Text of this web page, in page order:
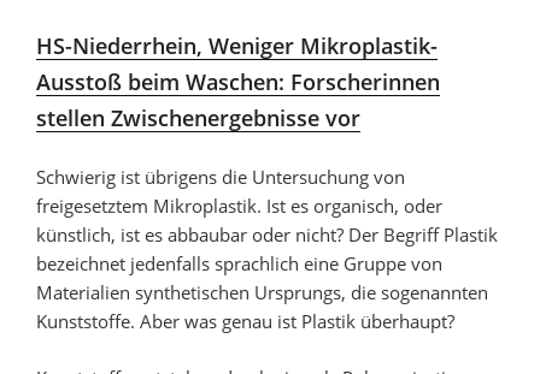
HS-Niederrhein, Weniger Mikroplastik-
Ausstoß beim Waschen: Forscherinnen
stellen Zwischenergebnisse vor
Schwierig ist übrigens die Untersuchung von
freigesetztem Mikroplastik. Ist es organisch, oder
künstlich, ist es abbaubar oder nicht? Der Begriff Plastik
bezeichnet jedenfalls sprachlich eine Gruppe von
Materialien synthetischen Ursprungs, die sogenannten
Kunststoffe. Aber was genau ist Plastik überhaupt?